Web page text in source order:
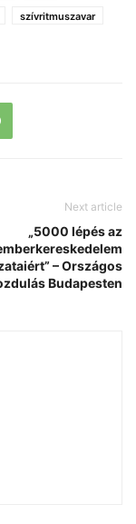
szívritmuszavar
Next article
„5000 lépés az
– Országos
Budapesten